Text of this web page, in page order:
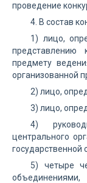
проведение
4. В состав
1) лицо,
предмету
организованной
2) лицо,
3) лицо,
4)
центрального
государственной
5) четыре